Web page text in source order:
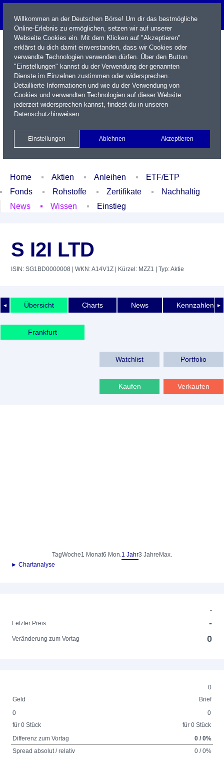
Name / WKN / ISIN / Kürzel
Xetra Realtime
Watchlist Portfolio Login
Home Aktien Anleihen
ETF/ETP
Fonds
Rohstoffe Zertifikate
Nachhaltig
News
Wissen Einstieg
S I2I LTD
ISIN: SG1BD0000008 | WKN: A14V1Z | Kürzel: MZZ1 | Typ: Aktie
◄ ►
Übersicht Charts News Kennzahlen
Frankfurt
Watchlist Portfolio
Kaufen Verkaufen
TagWoche1 Monat6 Mon.1 Jahr3 Jahre Max.
► Chartanalyse
-
Letzter Preis
-
Veränderung zum Vortag 0
0
Geld
Brief
0
für 0 Stück
0
für 0 Stück
Differenz zum Vortag
0 / 0%
Spread absolut / relativ
0 / 0%
Willkommen an der Deutschen Börse! Um dir das bestmögliche
Online-Erlebnis zu ermöglichen, setzen wir auf unserer
Webseite Cookies ein. Mit dem Klicken auf "Akzeptieren"
erklärst du dich damit einverstanden, dass wir Cookies oder
verwandte Technologien verwenden dürfen. Über den Button
"Einstellungen" kannst du der Verwendung der genannten
Dienste im Einzelnen zustimmen oder widersprechen.
Detaillierte Informationen und wie du der Verwendung von
Cookies und verwandten Technologien auf dieser Website
jederzeit widersprechen kannst, findest du in unseren
Datenschutzhinweisen.
Einstellungen Ablehnen Akzeptieren